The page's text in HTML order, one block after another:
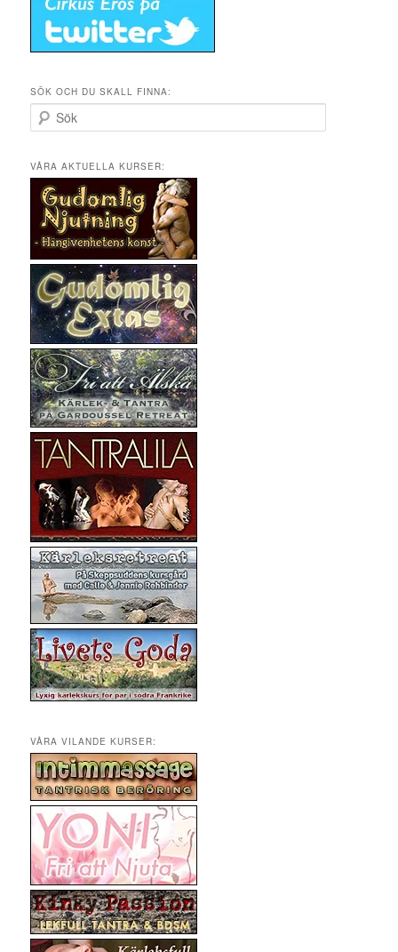
SÖK OCH DU SKALL FINNA:
ö
VÅRA AKTUELLA KURSER:
VÅRA VILANDE KURSER: